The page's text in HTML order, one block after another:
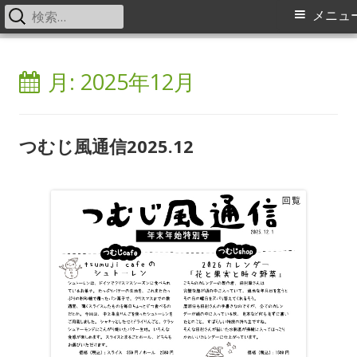
tsumuji つむじ風通信
メ
メニュ
検
索:
月: 2025年12月
つむじ風通信2025.12